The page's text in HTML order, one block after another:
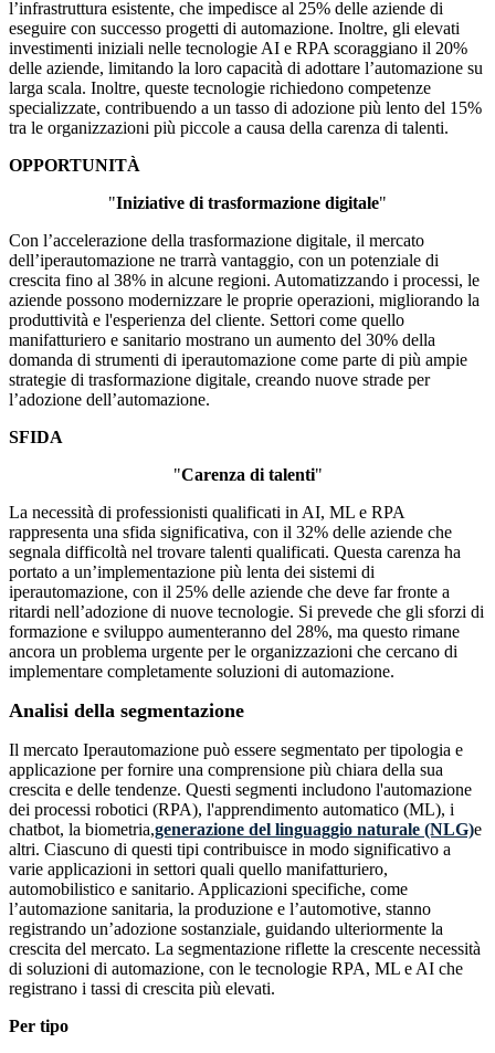
l’infrastruttura esistente, che impedisce al 25% delle aziende di
eseguire con successo progetti di automazione. Inoltre, gli elevati
investimenti iniziali nelle tecnologie AI e RPA scoraggiano il 20%
delle aziende, limitando la loro capacità di adottare l’automazione su
larga scala. Inoltre, queste tecnologie richiedono competenze
specializzate, contribuendo a un tasso di adozione più lento del 15%
tra le organizzazioni più piccole a causa della carenza di talenti.
OPPORTUNITÀ
"Iniziative di trasformazione digitale"
Con l’accelerazione della trasformazione digitale, il mercato
dell’iperautomazione ne trarrà vantaggio, con un potenziale di
crescita fino al 38% in alcune regioni. Automatizzando i processi, le
aziende possono modernizzare le proprie operazioni, migliorando la
produttività e l'esperienza del cliente. Settori come quello
manifatturiero e sanitario mostrano un aumento del 30% della
domanda di strumenti di iperautomazione come parte di più ampie
strategie di trasformazione digitale, creando nuove strade per
l’adozione dell’automazione.
SFIDA
"Carenza di talenti"
La necessità di professionisti qualificati in AI, ML e RPA
rappresenta una sfida significativa, con il 32% delle aziende che
segnala difficoltà nel trovare talenti qualificati. Questa carenza ha
portato a un’implementazione più lenta dei sistemi di
iperautomazione, con il 25% delle aziende che deve far fronte a
ritardi nell’adozione di nuove tecnologie. Si prevede che gli sforzi di
formazione e sviluppo aumenteranno del 28%, ma questo rimane
ancora un problema urgente per le organizzazioni che cercano di
implementare completamente soluzioni di automazione.
Analisi della segmentazione
Il mercato Iperautomazione può essere segmentato per tipologia e
applicazione per fornire una comprensione più chiara della sua
crescita e delle tendenze. Questi segmenti includono l'automazione
dei processi robotici (RPA), l'apprendimento automatico (ML), i
chatbot, la biometria,generazione del linguaggio naturale (NLG)e
altri. Ciascuno di questi tipi contribuisce in modo significativo a
varie applicazioni in settori quali quello manifatturiero,
automobilistico e sanitario. Applicazioni specifiche, come
l’automazione sanitaria, la produzione e l’automotive, stanno
registrando un’adozione sostanziale, guidando ulteriormente la
crescita del mercato. La segmentazione riflette la crescente necessità
di soluzioni di automazione, con le tecnologie RPA, ML e AI che
registrano i tassi di crescita più elevati.
Per tipo